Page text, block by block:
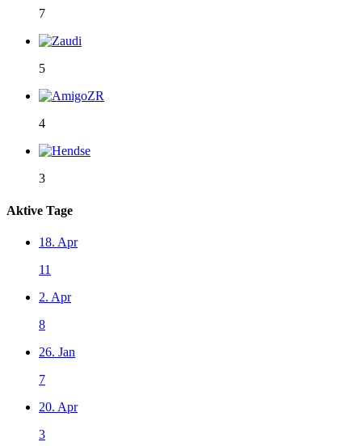
7
5
4
3
Aktive Tage
18. Apr
11
2. Apr
8
26. Jan
7
20. Apr
3